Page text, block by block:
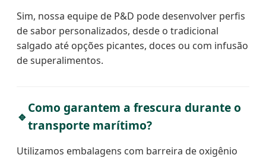
Sim, nossa equipe de P&D pode desenvolver perfis
de sabor personalizados, desde o tradicional
salgado até opções picantes, doces ou com infusão
de superalimentos.
🔹
Como garantem a frescura durante o
transporte marítimo?
Utilizamos embalagens com barreira de oxigênio